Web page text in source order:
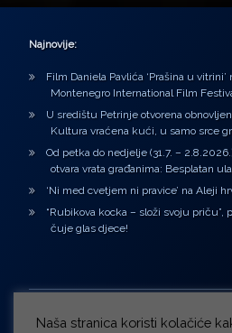
Najnovije:
Film Daniela Pavlića ‘Prašina u vitrini’
Montenegro International Film
U središtu Petrinje otvorena
Kultura vraćena kući, u samo srce
Od petka do nedjelje (31.7. –
otvara vrata građanima: Besplatan
‘Ni med cvetjem ni pravice’ na Aleji
“Rubikova kocka – složi svoju priču”,
čuje glas djece!
Naša stranica koristi kolačiće